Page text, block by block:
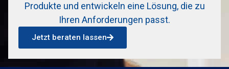
Produkte und entwickeln eine Lösung, die zu
Ihren Anforderungen passt.
Jetzt beraten lassen